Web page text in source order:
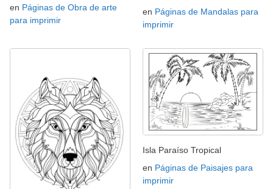
en Páginas de Obra de arte
para imprimir
en Páginas de Mandalas para
imprimir
Isla Paraíso Tropical
en Páginas de Paisajes para
imprimir